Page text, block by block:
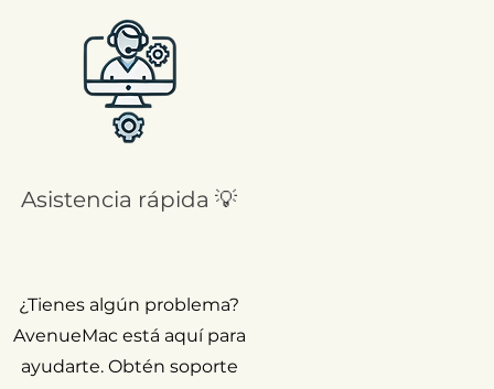
Asistencia rápida 💡
¿Tienes algún problema?
AvenueMac está aquí para
ayudarte. Obtén soporte